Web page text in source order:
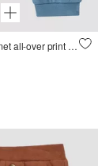
Joggingbroek met all-over print in structuurjersey